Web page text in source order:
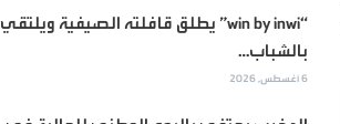
“win by inwi” يطلق قافلته الصيفية ويلتقي
بالشباب…
6 أغسطس, 2026